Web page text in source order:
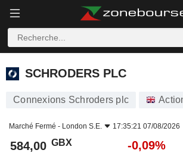
SCHRODERS PLC
SCHRODERS PLC
Connexions Schroders plc
Marché Fermé - London S.E. 17:35:21 07/08/2026
584,00 GBX -0,09%